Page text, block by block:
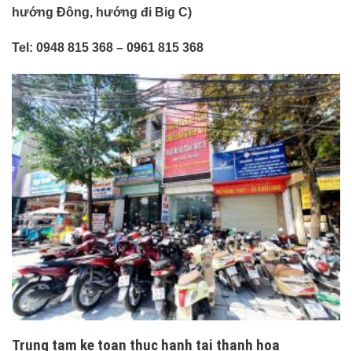
hướng Đông, hướng đi Big C)
Tel: 0948 815 368 – 0961 815 368
Trung tam ke toan thuc hanh tai thanh hoa